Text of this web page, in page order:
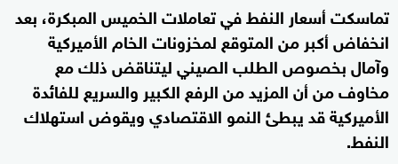
تماسكت أسعار النفط في تعاملات الخميس المبكرة، بعد
انخفاض أكبر من المتوقع لمخزونات الخام الأميركية
وآمال بخصوص الطلب الصيني ليتناقض ذلك مع
مخاوف من أن المزيد من الرفع الكبير والسريع للفائدة
الأميركية قد يبطئ النمو الاقتصادي ويقوض استهلاك
النفط.